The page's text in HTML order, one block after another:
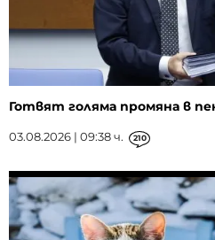
Готвят голяма промяна в
03.08.2026 | 09:38 ч. 210